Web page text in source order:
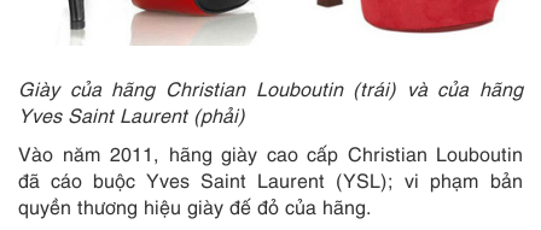
Giày của hãng Christian Louboutin (trái) và của hãng
Yves Saint Laurent (phải)
Vào năm 2011, hãng giày cao cấp Christian Louboutin
đã cáo buộc Yves Saint Laurent (YSL); vi phạm bản
quyền thương hiệu giày đế đỏ của hãng.